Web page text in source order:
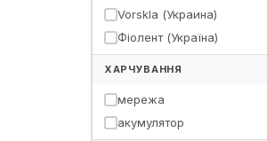
Vorskla (Украина)
Фіолент (Україна)
ХАРЧУВАННЯ
мережа
акумулятор